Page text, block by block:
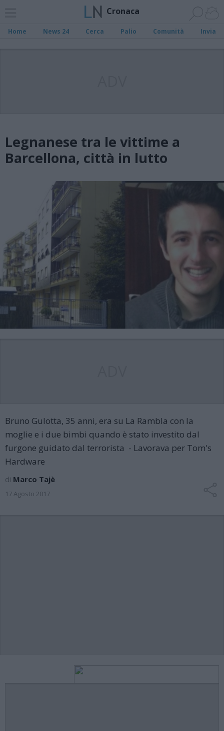
Cronaca
Home News 24 Cerca Palio Comunità Invia
Legnanese tra le vittime a
Barcellona, città in lutto
Bruno Gulotta, 35 anni, era su La Rambla con la
moglie e i due bimbi quando è stato investito dal
furgone guidato dal terrorista - Lavorava per Tom's
Hardware
di Marco Tajè
17 Agosto 2017